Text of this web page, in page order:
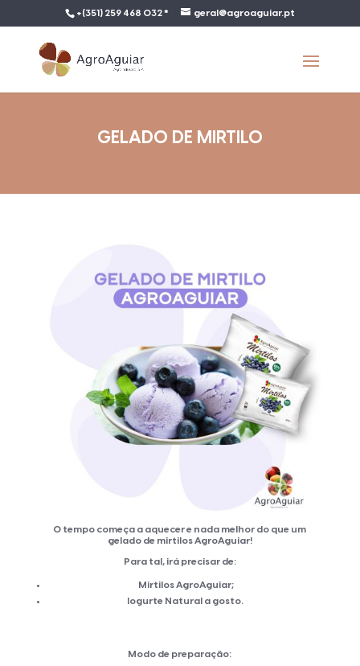
+(351) 259 468 032 * geral@agroaguiar.pt
GELADO DE MIRTILO
O tempo começa a aquecer e nada melhor do que um
gelado de mirtilos AgroAguiar!
Para tal, irá precisar de:
Mirtilos AgroAguiar;
Iogurte Natural a gosto.
Modo de preparação: